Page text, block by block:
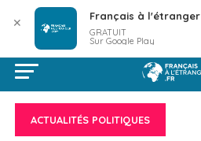
ACTUALITÉS POLITIQUES
✕ Français à l'étranger
GRATUIT
Sur Google Play